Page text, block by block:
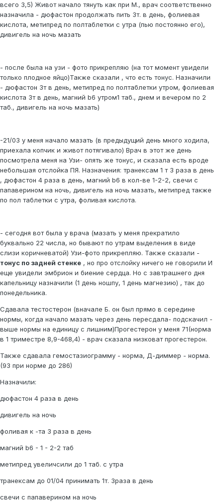
всего 3,5) Живот начало тянуть как при М., врач соответственно
назначила - дюфастон продолжать пить 3т. в день, фолиевая
кислота, метипред по полтаблетки с утра (пью постоянно его),
дивигель на ночь мазать
- после была на узи - фото прикрепляю (на тот момент увидели
только плодное яйцо)Также сказали , что есть тонус. Назначили
- дюфастон 3т в день, метипред по полтаблетки утром, фолиевая
кислота 3т в день, магний b6 утром1 таб., днем и вечером по 2
таб., дивигель на ночь мазать)
-21/03 у меня начало мазать (в предыдущий день много ходила,
приехала копчик и живот потягивало) Врач в этот же день
посмотрела меня на Узи- опять же тонус, и сказала есть вроде
небольшая отслойка ПЯ. Назначения: транексам 1 т 3 раза в день
, дюфастон 4 раза в день, магний b6 в кол-ве 1-2-2, свечи с
папаверином на ночь, дивигель на ночь мазать, метипред также
по пол таблетки с утра, фоливая кислота.
- сегодня вот была у врача (мазать у меня прекратило
буквально 22 числа, но бывают по утрам выделения в виде
слизи коричневатой) Узи-фото прикрепляю. Также сказали -
тонус по задней стенке , но про отслойку ничего не говорили И
еще увидели эмбрион и биение сердца. Но с завтрашнего дня
капельницу назначили (1 день ношпу, 1 день магнезию) , так до
понедельника.
Сдавала тестостерон (вначале Б. он был прямо в середине
нормы, когда начало мазать через день пересдала- подскачил -
выше нормы на единицу с лишним)Прогестерон у меня 71(норма
в 1 триместре 8,9-468,4) - врач сказала низковат прогестерон.
Также сдавала гемостазиограмму - норма, Д-диммер - норма.
(93 при норме до 286)
Назначили:
дюфастон 4 раза в день
дивигель на ночь
фоливая к -та 3 раза в день
магний b6 - 1 - 2-2 таб
метипред увеличсили до 1 таб. с утра
транексам до 01/04 принимать 1т. 3раза в день
свечи с папаверином на ночь